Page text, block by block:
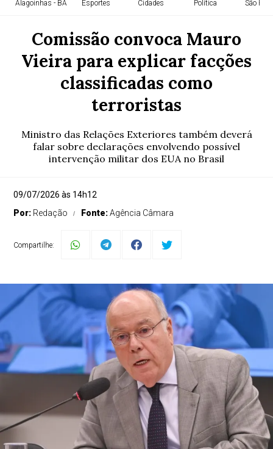
Alagoinhas - BA Esportes Cidades Política São
Comissão convoca Mauro
Vieira para explicar facções
classificadas como
terroristas
Ministro das Relações Exteriores também deverá
falar sobre declarações envolvendo possível
intervenção militar dos EUA no Brasil
09/07/2026 às 14h12
Por: Redação Fonte:Agência Câmara
Compartilhe: